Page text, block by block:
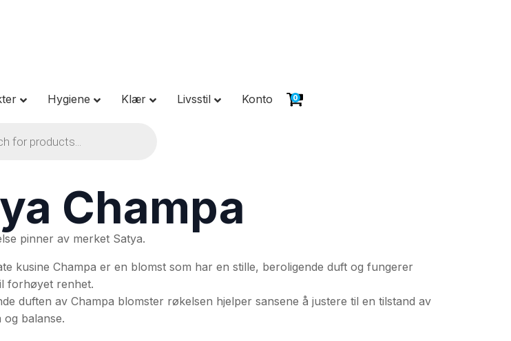
Hygiene Klær Livsstil Konto 0
Champa
pinner av merket Satya.
kusine Champa er en blomst som har en stille, beroligende duft og fungerer
forhøyet renhet.
duften av Champa blomster røkelsen hjelper sansene å justere til en tilstand av
og balanse.